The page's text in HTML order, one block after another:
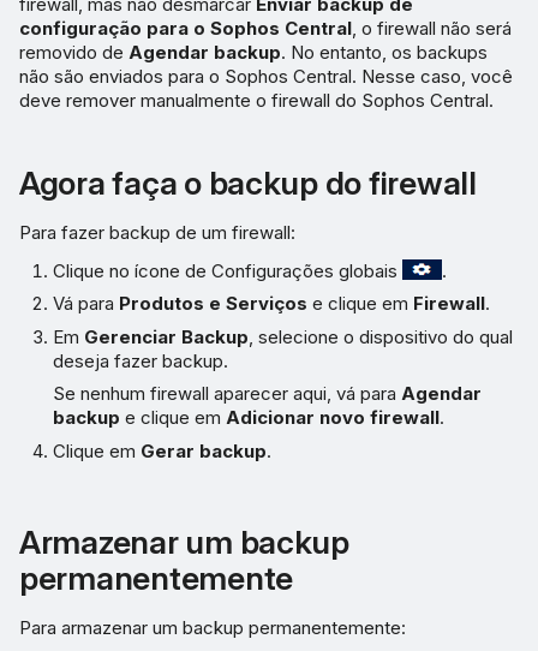
configuração para o Sophos Central, o firewall não será
removido de Agendar backup. No entanto, os backups
não são enviados para o Sophos Central. Nesse caso, você
deve remover manualmente o firewall do Sophos Central.
Agora faça o backup do firewall
Para fazer backup de um firewall:
Clique no ícone de Configurações globais
.
Vá para Produtos e Serviços e clique em Firewall.
Em Gerenciar Backup , selecione o dispositivo do qual
deseja fazer backup.
Se nenhum firewall aparecer aqui, vá paraAgendar
backup e clique emAdicionar novo firewall.
Clique em Gerar backup.
Armazenar um backup
permanentemente
Para armazenar um backup permanentemente: